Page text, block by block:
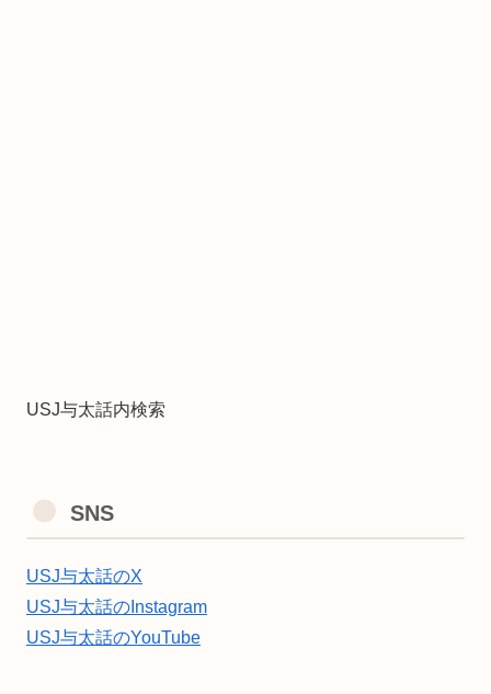
USJ与太話内検索
SNS
USJ与太話のX
USJ与太話のInstagram
USJ与太話のYouTube